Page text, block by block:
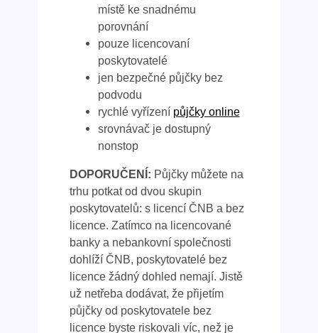
místě ke snadnému
porovnání
pouze licencovaní
poskytovatelé
jen bezpečné půjčky bez
podvodu
rychlé vyřízení půjčky online
srovnávač je dostupný
nonstop
DOPORUČENÍ: Půjčky můžete na
trhu potkat od dvou skupin
poskytovatelů: s licencí ČNB a bez
licence. Zatímco na licencované
banky a nebankovní společnosti
dohlíží ČNB, poskytovatelé bez
licence žádný dohled nemají. Jistě
už netřeba dodávat, že přijetím
půjčky od poskytovatele bez
licence byste riskovali víc, než je